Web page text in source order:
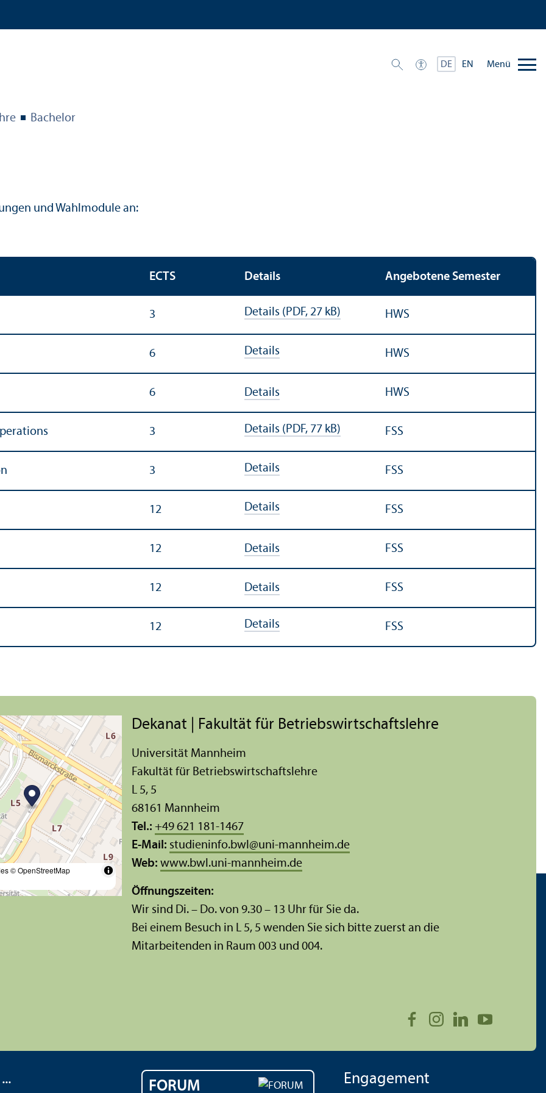
DE EN Menü
Bachelor
und Wahlmodule an:
ECTS Details Angebotene Semester
3 Details (PDF, 27 kB) HWS
6 Details HWS
6 Details HWS
3 Details (PDF, 77 kB) FSS
3 Details FSS
12 Details FSS
12 Details FSS
12 Details FSS
12 Details FSS
© OpenStreetMap
Dekanat | Fakultät für Betriebs­wirtschafts­lehre
Universität Mannheim
Fakultät für Betriebs­wirtschafts­lehre
L 5, 5
68161 Mannheim
Tel.: +49 621 181-1467
E-Mail: studieninfo.bwl@uni-mannheim.de
Web: www.bwl.uni-mannheim.de
Öffnungs­zeiten:
Wir sind Di. – Do. von 9.30 – 13 Uhr für Sie da.
Bei einem Besuch in L 5, 5 wenden Sie sich bitte zuerst an die
Mitarbeitenden in Raum 003 und 004.
FORUM Engagement